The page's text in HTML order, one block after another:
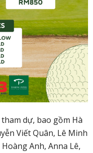
dự, bao gồm Hà
Viết Quân, Lê Minh
Anh, Anna Lê,